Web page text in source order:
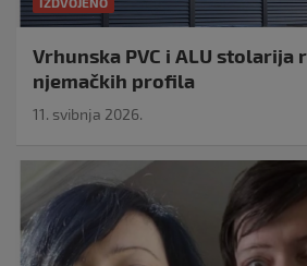
Vrhunska PVC i ALU stolarija
njemačkih profila
11. svibnja 2026.